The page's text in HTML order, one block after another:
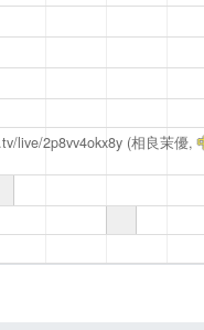
live/2p8vv4okx8y (相良茉優,